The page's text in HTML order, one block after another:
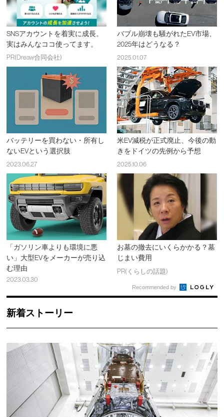
SNSアカウントを着実に成長。
実はみんなココ使ってます。
PR(Dreaw合同会社)
バブル崩壊も騒がれたEV市場、
2025年はどうなる？
2025.01.07
バッテリーを買わない・所有し
ないEVという選択肢
2023.06.27
米EV減税が正式廃止、今後の動
きをドイツの先例から予想
2025.10.06
「ガソリン車よりも環境に悪
い」大型EVをメーカーが売り込
む理由
2023.03.30
お墓の撤去にいくらかかる？墓
じまい費用
PR(くらしの話題)
Recommended by
新着ストーリー